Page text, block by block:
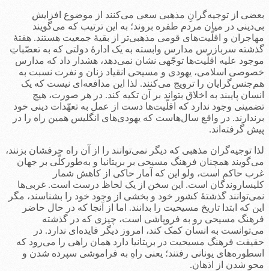
بعضی از توجیه‌گرانِ مذهبی سعی می‌کنند از موضوع افزایش
بی‌دینی در میان مردم طفره بروند؛ به این ترتیب که می‌گویند
مهاجران و اقلّیت‌های قومی مذهبی‌تر از بقیۀ جمعیت هستند. هفتۀ
گذشته سربازرس مدارس وابسته به یک ادارۀ دولتی که به تعصّباتِ
موجود علیه اقلّیت‌ها توجّهی نشان نمی‌دهد، هشدار داد که مدارس
خصوصی اسلامی، یهودی و مسیحی انقیاد زنان و نفرت نسبت به
هم‌جنس‌گرایان را ترویج می‌کنند. لذا این مدافعه‌ای نیست که یک
انسان پایبند به اخلاق بتواند بر آن تکیه کند. در هر صورت، هیچ
تضمینی وجود ندارد که اقلّیت‌ها دست از عمل به تعهّدات دینی خود
برندارند. در واقع سال‌هاست که یهودی‌های انگلیس همین راه را در
پیش گرفته‌اند.
لذا توجیه‌گران مذهبی که دیگر نمی‌توانند را از آن راه حرفشان بزنند،
می‌گویند همچنان فرهنگ مسیحی بر بریتانیا و به‌طورکلّی بر جهان
غرب حاکم است، ولو این که آمار حاکی از کاهش شمار
کلیساروندگان است. این سخن از یک لحاظ درست است. غربی‌ها
نمی‌توانند گذشتۀ کشور خود و بخشی از وجود خود را بشناسند، مگر
این که ابتدا تاریخ مسیحیت را بدانند. اما از آنجا که در حال حاضر
فرهنگ مسیحی رو به فروپاشی است، چیزی که در گذشته
می‌توانست به انسان کمک کند، امروز دیگر فایده‌ای ندارد. در
حقیقت فرهنگ مسیحیت در بریتانیا دارد همان راهی را می‌رود که
اسطوره‌های یونانی رفتند؛ یعنی راهِ به فراموشی سپرده شدن و
محو شدن از اذهان.